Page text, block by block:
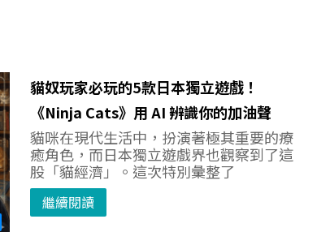
貓奴玩家必玩的5款日本獨立遊戲！
《Ninja Cats》用 AI 辨識你的加油聲
貓咪在現代生活中，扮演著極其重要的療
癒角色，而日本獨立遊戲界也觀察到了這
股「貓經濟」。這次特別彙整了
繼續閱讀